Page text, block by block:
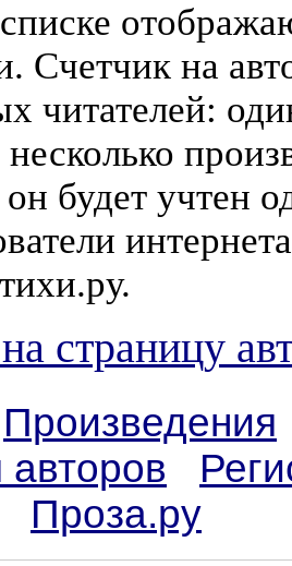
Счетчик на
читателей:
несколько
он будет учтен
страницу
Произведения
Проза.ру